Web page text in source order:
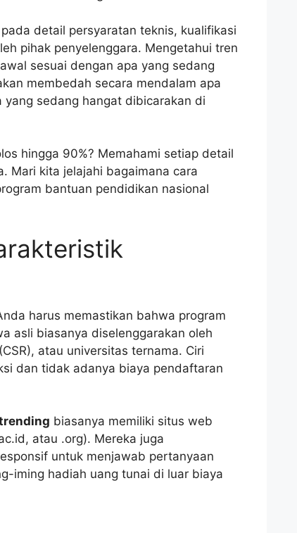
detail persyaratan teknis, kualifikasi
pihak penyelenggara. Mengetahui tren
sesuai dengan apa yang sedang
membedah secara mendalam apa
sedang hangat dibicarakan di
hingga 90%? Memahami setiap detail
Mari kita jelajahi bagaimana cara
bantuan pendidikan nasional
harus memastikan bahwa program
asli biasanya diselenggarakan oleh
atau universitas ternama. Ciri
dan tidak adanya biaya pendaftaran
biasanya memiliki situs web
atau .org). Mereka juga
untuk menjawab pertanyaan
iming hadiah uang tunai di luar biaya